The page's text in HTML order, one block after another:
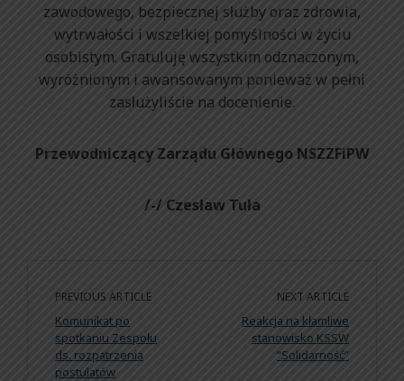
zawodowego, bezpiecznej służby oraz zdrowia,
wytrwałości i wszelkiej pomyślności w życiu
osobistym. Gratuluję wszystkim odznaczonym,
wyróżnionym i awansowanym ponieważ w pełni
zasłużyliście na docenienie.
Przewodniczący Zarządu Głównego NSZZFiPW
/-/ Czesław Tuła
PREVIOUS ARTICLE
Komunikat po
spotkaniu Zespołu
ds. rozpatrzenia
postulatów
NEXT ARTICLE
Reakcja na kłamliwe
stanowisko KSSW
“Solidarność”